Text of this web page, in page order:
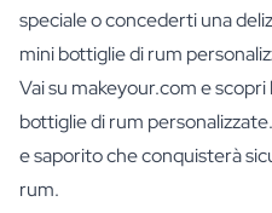
speciale o concederti una
mini bottiglie di rum
Vai su makeyour.com e
bottiglie di rum
e saporito che conquisterà
rum.